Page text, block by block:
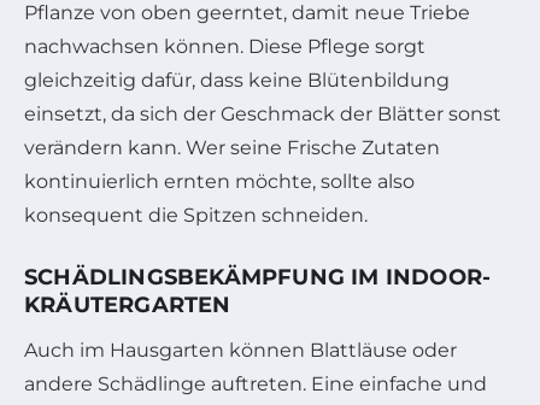
Pflanze von oben geerntet, damit neue Triebe
nachwachsen können. Diese Pflege sorgt
gleichzeitig dafür, dass keine Blütenbildung
einsetzt, da sich der Geschmack der Blätter sonst
verändern kann. Wer seine Frische Zutaten
kontinuierlich ernten möchte, sollte also
konsequent die Spitzen schneiden.
SCHÄDLINGSBEKÄMPFUNG IM INDOOR-
KRÄUTERGARTEN
Auch im Hausgarten können Blattläuse oder
andere Schädlinge auftreten. Eine einfache und